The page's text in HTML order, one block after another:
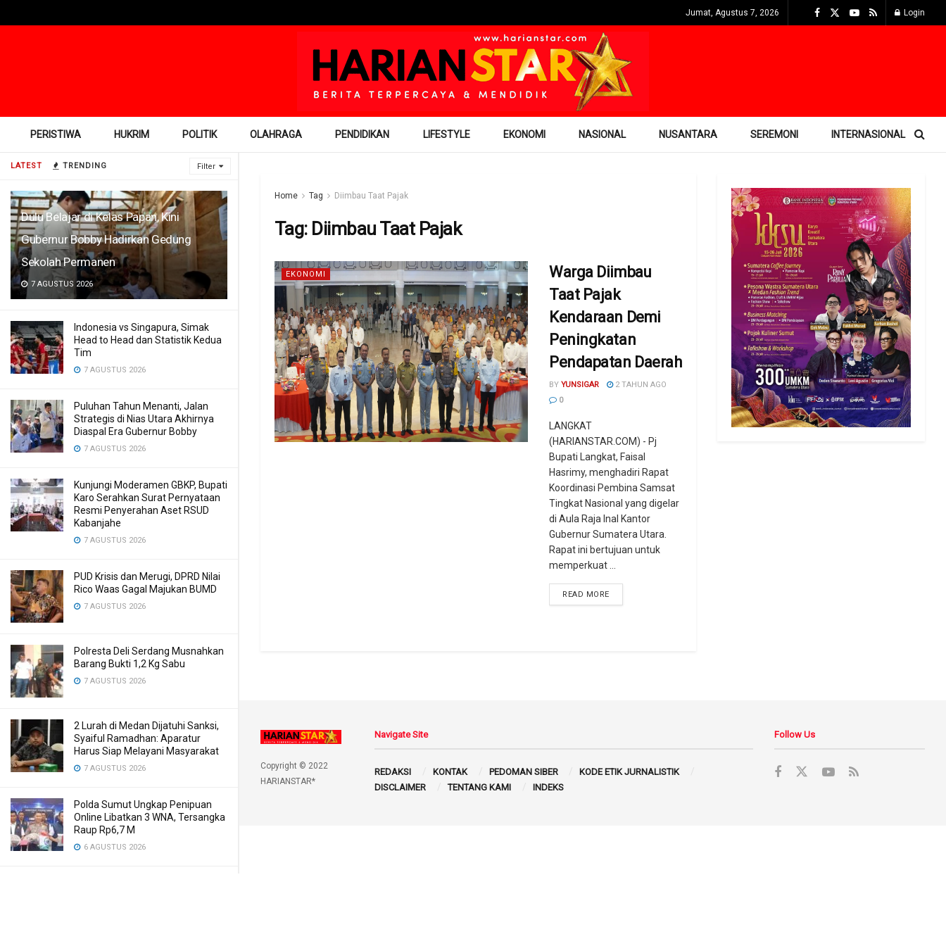
LATEST TRENDING Filter
Dulu Belajar di Kelas Papan, Kini
Gubernur Bobby Hadirkan Gedung
Sekolah Permanen
7 AGUSTUS 2026
Indonesia vs Singapura, Simak
Head to Head dan Statistik Kedua
Tim
7 AGUSTUS 2026
Puluhan Tahun Menanti, Jalan
Strategis di Nias Utara Akhirnya
Diaspal Era Gubernur Bobby
7 AGUSTUS 2026
Kunjungi Moderamen GBKP, Bupati
Karo Serahkan Surat Pernyataan
Resmi Penyerahan Aset RSUD
Kabanjahe
7 AGUSTUS 2026
PUD Krisis dan Merugi, DPRD Nilai
Rico Waas Gagal Majukan BUMD
7 AGUSTUS 2026
Polresta Deli Serdang Musnahkan
Barang Bukti 1,2 Kg Sabu
7 AGUSTUS 2026
2 Lurah di Medan Dijatuhi Sanksi,
Syaiful Ramadhan: Aparatur
Harus Siap Melayani Masyarakat
7 AGUSTUS 2026
Polda Sumut Ungkap Penipuan
Online Libatkan 3 WNA, Tersangka
Raup Rp6,7 M
6 AGUSTUS 2026
Jumat, Agustus 7, 2026 Login
PERISTIWA HUKRIM POLITIK OLAHRAGA PENDIDIKAN LIFESTYLE EKONOMI NASIONAL NUSANTARA SEREMONI INTERNASIONAL
Home Tag Diimbau Taat Pajak
Tag: Diimbau Taat Pajak
EKONOMI
Warga Diimbau
Taat Pajak
Kendaraan Demi
Peningkatan
Pendapatan Daerah
BY YUNSIGAR
2 TAHUN AGO
0
LANGKAT
(HARIANSTAR.COM) - Pj
Bupati Langkat, Faisal
Hasrimy, menghadiri Rapat
Koordinasi Pembina Samsat
Tingkat Nasional yang digelar
di Aula Raja Inal Kantor
Gubernur Sumatera Utara.
Rapat ini bertujuan untuk
memperkuat ...
READ MORE
Copyright © 2022
HARIANSTAR*
Navigate Site
REDAKSI KONTAK PEDOMAN SIBER
KODE ETIK JURNALISTIK
DISCLAIMER
TENTANG KAMI INDEKS
Follow Us